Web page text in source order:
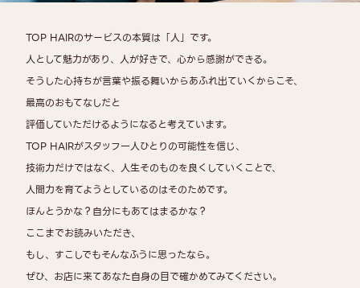
TOP HAIRのサービスの本質は「人」です。
人として魅力があり、人が好きで、心から感謝ができる。
そうした心持ちが言葉や振る舞いからあふれ出ていくからこそ、
最高のおもてなしだと
評価していただけるようになると考えています。
TOP HAIRがスタッフ一人ひとりの可能性を信じ、
技術力だけではなく、人生そのものを良くしていくことで、
人間力を育てようとしているのはそのためです。
ほんとうかな？自分にもあてはまるかな？
ここまでお読みいただき、
もし、すこしでもそんなふうに思ったなら。
ぜひ、お店に来てあなた自身の目で確かめてみてください。